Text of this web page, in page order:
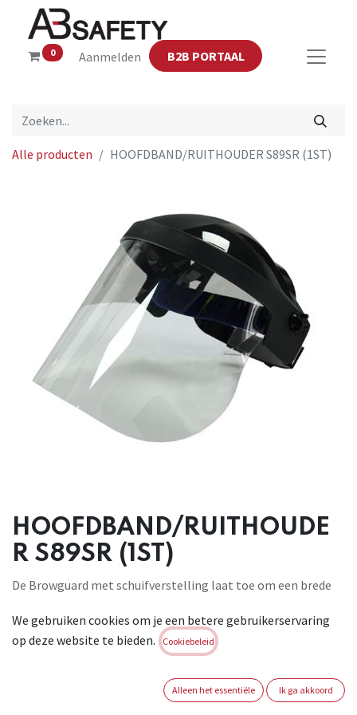
0 Aanmelden B2B PORTAAL
Alle producten HOOFDBAND/RUITHOUDER S89SR (1ST)
HOOFDBAND/RUITHOUDE
R S89SR (1ST)
De Browguard met schuifverstelling laat toe om een brede
bijvoorbeeld de gelaatschermen S580 (170mm
polycarbonaat) / S590 (225mm polycarbonaat) / S591
S592AEA (225mm acetaat anti-damp & anti-vlamboog) /
S593 (225mm groen acetaat) monteren. U kan ook kiezen uit
We gebruiken cookies om je een betere gebruikerservaring
op deze website te bieden.
Cookiebeleid
Alleen het essentiële Ik ga akkoord